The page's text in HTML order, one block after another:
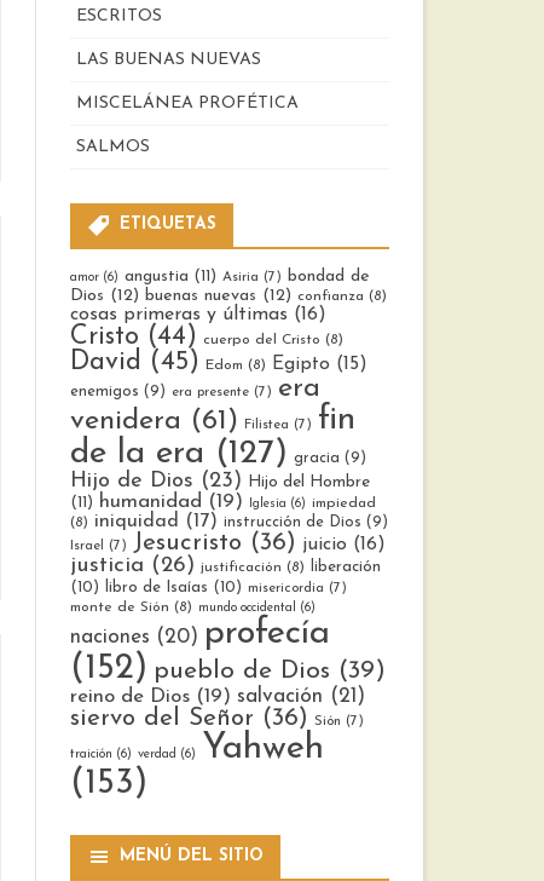
ESCRITOS
LAS BUENAS NUEVAS
MISCELÁNEA PROFÉTICA
SALMOS
ETIQUETAS
amor(6) angustia (11) Asiria (7) bondad de
Dios (12) buenas nuevas (12) confianza (8)
cosas primeras y últimas (16)
Cristo (44) cuerpo del Cristo (8)
David (45) Edom (8) Egipto (15)
enemigos (9) era presente(7) era
venidera (61) Filistea (7) fin
de la era (127) gracia (9)
Hijo de Dios (23)
Hijo del Hombre
(11)
humanidad (19) Iglesia (6) impiedad
(8) iniquidad (17) instrucción de Dios (9)
Israel (7) Jesucristo (36) juicio (16)
justicia (26) justificación (8)
liberación
(10)
libro de Isaías (10) misericordia (7)
monte de Sión (8) mundo occidental (6)
naciones (20) profecía
(152) pueblo de Dios (39)
reino de Dios(19) salvación (21)
siervo del Señor (36) Sión (7)
traición (6) verdad (6)
Yahweh
(153)
MENÚ DEL SITIO